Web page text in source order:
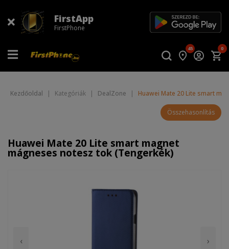
FirstApp
FirstPhone
45 0
Kezdőoldal | Kategóriák | DealZone | Huawei Mate 20 Lite smart
Összehasonlítás
Huawei Mate 20 Lite smart magnet
mágneses notesz tok (Tengerkék)
‹ ›